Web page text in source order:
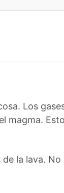
Los
magma.
la lava. No